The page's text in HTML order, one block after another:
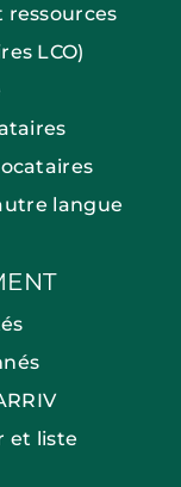
LCO)
langue
et liste